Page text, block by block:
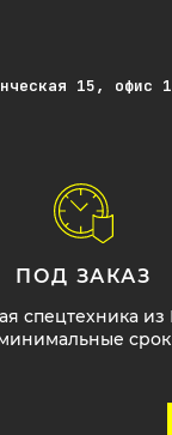
15, офис
ПОД ЗАКАЗ
спецтехника